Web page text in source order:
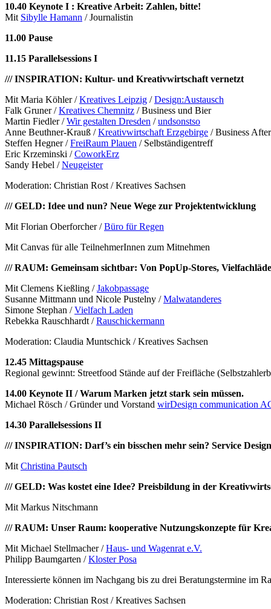
10.40 Keynote I : Kreative Arbeit: Zahlen, bitte!
Mit Sibylle Hamann / Journalistin
11.00 Pause
11.15 Parallelsessions I
/// INSPIRATION: Kultur- und Kreativwirtschaft vernetzt
Mit Maria Köhler /Kreatives Leipzig /Design:Austausch
Falk Gruner /Kreatives Chemnitz / Business und Bier
Martin Fiedler /Wir gestalten Dresden /undsonstso
Anne Beuthner-Krauß /Kreativwirtschaft Erzgebirge / Business
Steffen Hegner /FreiRaum Plauen / Selbständigentreff
Eric Krzeminski /CoworkErz
Sandy Hebel /Neugeister
Moderation: Christian Rost / Kreatives Sachsen
/// GELD: Idee und nun? Neue Wege zur Projektentwicklung
Mit Florian Oberforcher /Büro für Regen
Mit Canvas für alle TeilnehmerInnen zum Mitnehmen
/// RAUM: Gemeinsam sichtbar: Von PopUp-Stores,
Mit Clemens Kießling /Jakobpassage
Susanne Mittmann und Nicole Pustelny /Malwatanderes
Simone Stephan /Vielfach Laden
Rebekka Rauschhardt /Rauschickermann
Moderation: Claudia Muntschick / Kreatives Sachsen
12.45 Mittagspause
Regional gewinnt: Streetfood Stände auf der Freifläche
14.00 Keynote II /Warum Marken jetzt stark sein müssen.
Michael Rösch / Gründer und Vorstand wirDesign communication
14.30 Parallelsessions II
/// INSPIRATION: Darf’s ein bisschen mehr sein? Service
Mit Christina Pautsch
/// GELD: Was kostet eine Idee? Preisbildung in der
Mit Markus Nitschmann
/// RAUM: Unser Raum: kooperative Nutzungskonzepte für
Mit Michael Stellmacher /Haus- und Wagenrat e.V.
Philipp Baumgarten /Kloster Posa
Interessierte können im Nachgang bis zu drei Beratungstermine im
Moderation: Christian Rost / Kreatives Sachsen